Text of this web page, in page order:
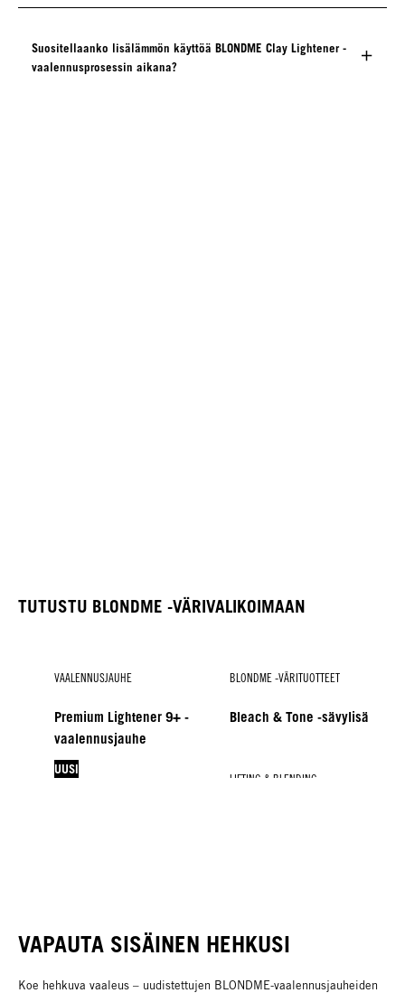
Suositellaanko lisälämmön käyttöä BLONDME Clay Lightener -
vaalennusprosessin aikana?
TUTUSTU BLONDME -VÄRIVALIKOIMAAN
VAALENNUSJAUHE
Premium Lightener 9+ -
vaalennusjauhe
UUSI
BLONDME -VÄRITUOTTEET
Bleach & Tone -sävylisä
SÄVY LIFTING & BLENDING
VAPAUTA SISÄINEN HEHKUSI
Koe hehkuva vaaleus – uudistettujen BLONDME-vaalennusjauheiden